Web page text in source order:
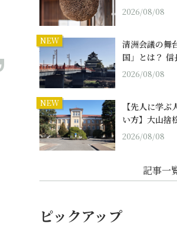
2026/08/08
NEW
清洲会議の舞
国」とは？
2026/08/08
NEW
【先人に学ぶ
い方】大山捨
2026/08/08
記事一
ピックアップ